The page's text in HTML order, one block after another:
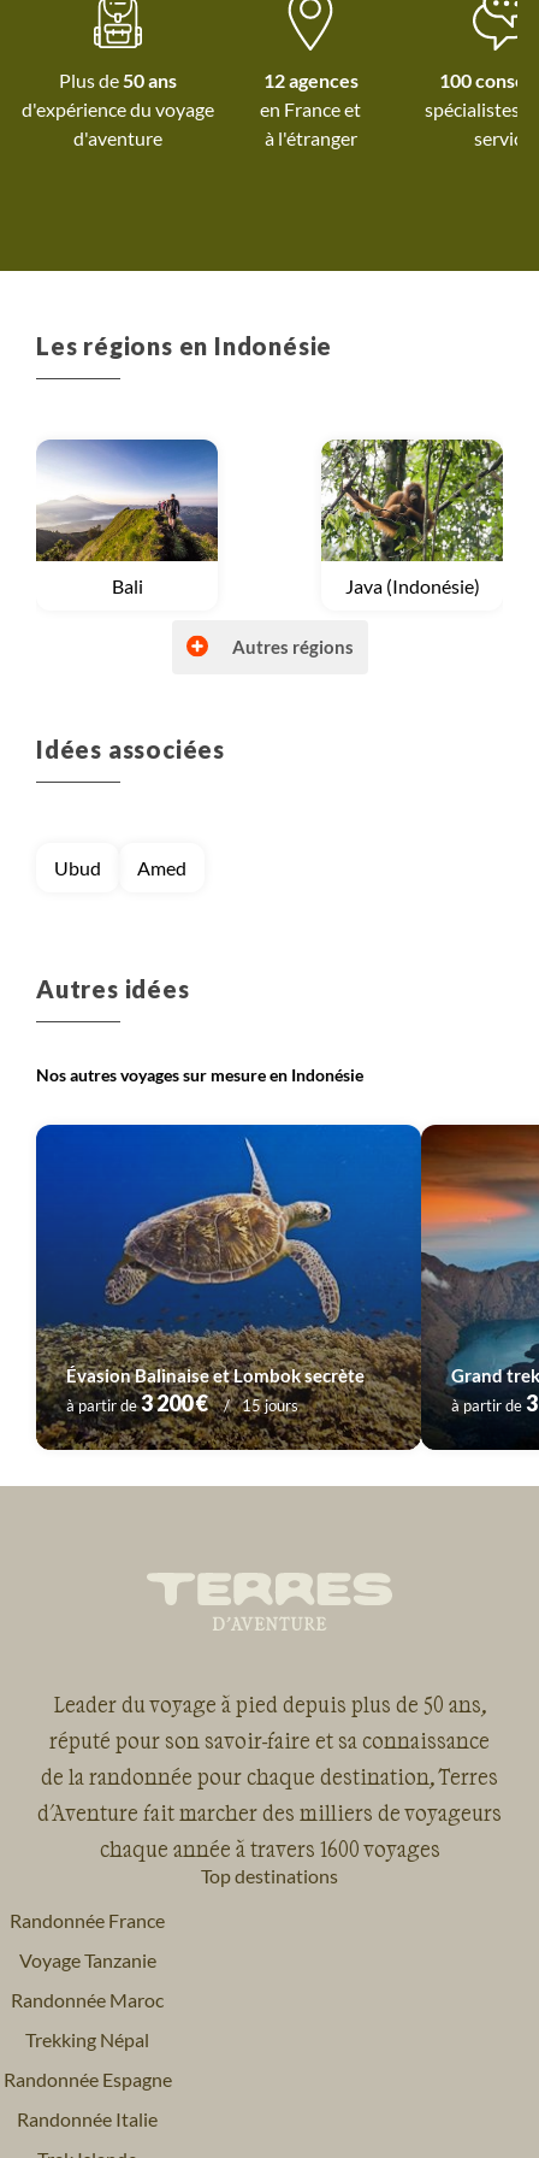
ainsi que de temps libre mis à
visites complémentaires. La
préparation, l'organisation et
la logistique du voyage se
Plus de50 ans
d'expérience du voyage
d'aventure
12 agences
à l'étranger
100
spécialistes
service
Les régions en Indonésie
Voyage
Bali Voyage
Java (Indonésie)
Voyage
Lombok (Indonésie)
Autres régions
Idées associées
Ubud Amed
Autres idées
Nos autres voyages sur mesure en Indonésie
Évasion Balinaise et Lombok secrète
à partir de3 200 € 15 jours
Grand
à partir de
Leader du voyage à pied depuis plus de 50 ans,
réputé pour son savoir-faire et sa connaissance
de la randonnée pour chaque destination, Terres
d'Aventure fait marcher des milliers de voyageurs
chaque année à travers 1600 voyages
Top destinations
Randonnée France
Voyage Tanzanie
Randonnée Maroc
Trekking Népal
Randonnée Espagne
Randonnée Italie